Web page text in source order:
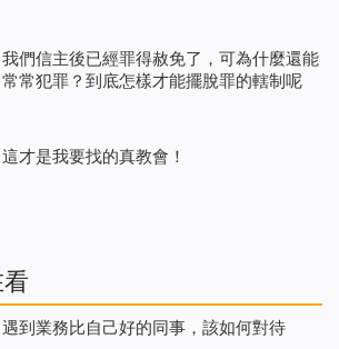
我們信主後已經罪得赦免了，可為什麼還能
常常犯罪？到底怎樣才能擺脫罪的轄制呢
這才是我要找的真教會！
遇到業務比自己好的同事，該如何對待